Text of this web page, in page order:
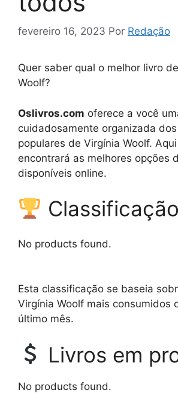
fevereiro 16, 2023 Por Redação
Quer saber qual o melhor livro
Woolf?
Oslivros.com oferece a você
cuidadosamente organizada
populares de Virgínia Woolf.
encontrará as melhores opções
disponíveis online.
No products found.
Esta classificação se baseia
Virgínia Woolf mais consumidos
último mês.
Livros em
No products found.